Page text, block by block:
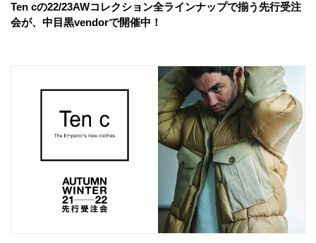
Ten cの22/23AWコレクション全ラインナップで揃う先行受注
会が、中目黒vendorで開催中！